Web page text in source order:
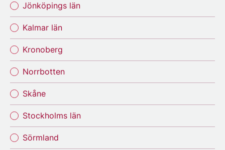
Jönköpings län
Kalmar län
Kronoberg
Norrbotten
Skåne
Stockholms län
Sörmland